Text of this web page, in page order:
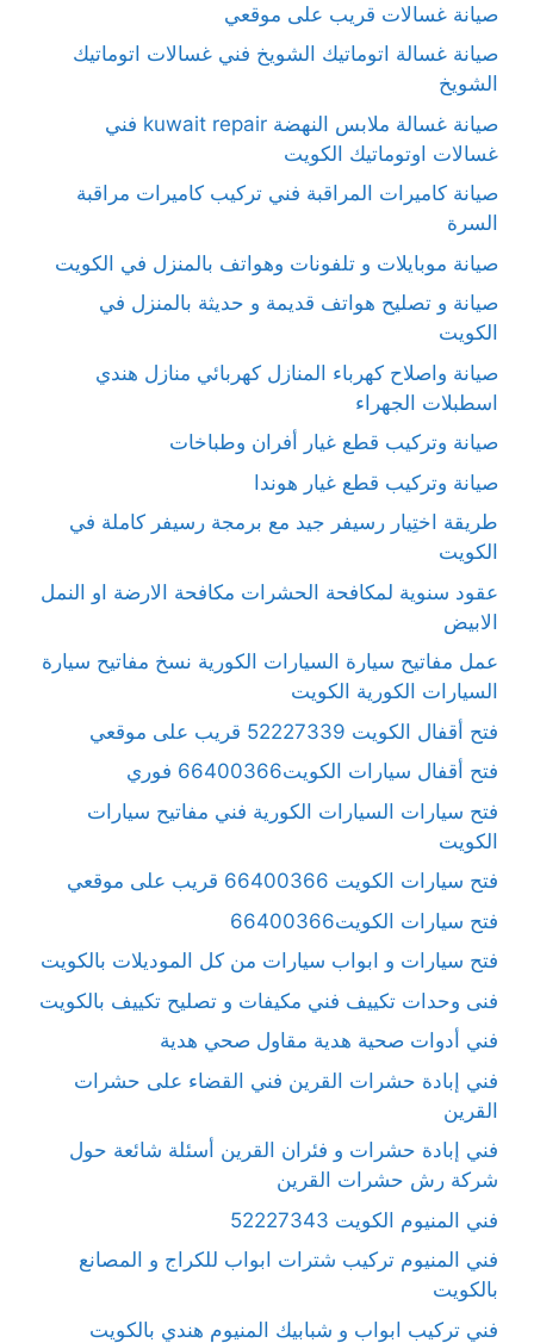
صيانة غسالات قريب على موقعي
صيانة غسالة اتوماتيك الشويخ فني غسالات اتوماتيك
الشويخ
صيانة غسالة ملابس النهضة kuwait repair فني
غسالات اوتوماتيك الكويت
صيانة كاميرات المراقبة فني تركيب كاميرات مراقبة
السرة
صيانة موبايلات و تلفونات وهواتف بالمنزل في الكويت
صيانة و تصليح هواتف قديمة و حديثة بالمنزل في
الكويت
صيانة واصلاح كهرباء المنازل كهربائي منازل هندي
اسطبلات الجهراء
صيانة وتركيب قطع غيار أفران وطباخات
صيانة وتركيب قطع غيار هوندا
طريقة اختِيار رسيفر جيد مع برمجة رسيفر كاملة في
الكويت
عقود سنوية لمكافحة الحشرات مكافحة الارضة او النمل
الابيض
عمل مفاتيح سيارة السيارات الكورية نسخ مفاتيح سيارة
السيارات الكورية الكويت
فتح أقفال الكويت 52227339 قريب على موقعي
فتح أقفال سيارات الكويت66400366 فوري
فتح سيارات السيارات الكورية فني مفاتيح سيارات
الكويت
فتح سيارات الكويت 66400366 قريب على موقعي
فتح سيارات الكويت66400366
فتح سيارات و ابواب سيارات من كل الموديلات بالكويت
فنى وحدات تكييف فني مكيفات و تصليح تكييف بالكويت
فني أدوات صحية هدية مقاول صحي هدية
فني إبادة حشرات القرين فني القضاء على حشرات
القرين
فني إبادة حشرات و فئران القرين أسئلة شائعة حول
شركة رش حشرات القرين
فني المنيوم الكويت 52227343
فني المنيوم تركيب شترات ابواب للكراج و المصانع
بالكويت
فني تركيب ابواب و شبابيك المنيوم هندي بالكويت